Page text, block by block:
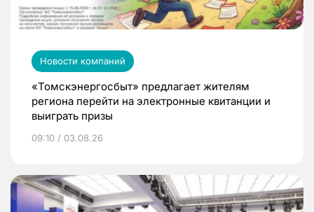
Новости компаний
«Томскэнергосбыт» предлагает жителям
региона перейти на электронные квитанции и
выиграть призы
09:10 / 03.08.26